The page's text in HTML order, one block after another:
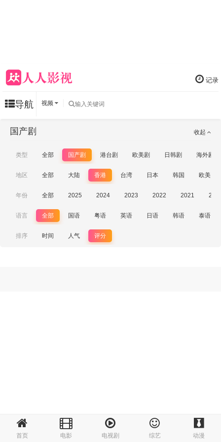
记录
导航 视频
首页 电影 电视剧 综艺 动漫
收起
国产剧
类型 全部 国产剧 港台剧 欧美剧 日韩剧 海外剧
地区 全部 大陆 香港 台湾 日本 韩国 欧美
年份 全部 2025 2024 2023 2022 2021
语言 全部 国语 粤语 英语 日语 韩语 泰语
排序 时间 人气 评分